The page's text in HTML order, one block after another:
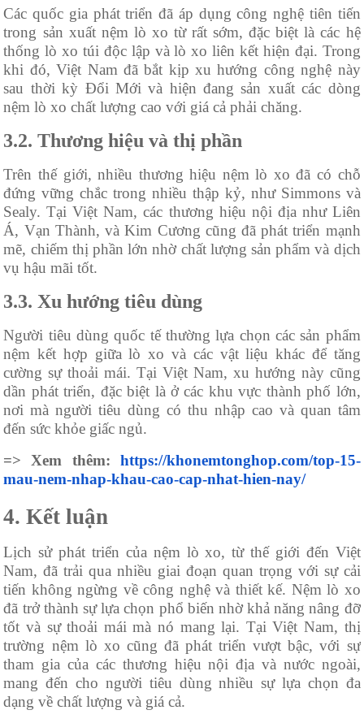
Các quốc gia phát triển đã áp dụng công nghệ tiên tiến
trong sản xuất nệm lò xo từ rất sớm, đặc biệt là các hệ
thống lò xo túi độc lập và lò xo liên kết hiện đại. Trong
khi đó, Việt Nam đã bắt kịp xu hướng công nghệ này
sau thời kỳ Đổi Mới và hiện đang sản xuất các dòng
nệm lò xo chất lượng cao với giá cả phải chăng.
3.2. Thương hiệu và thị phần
Trên thế giới, nhiều thương hiệu nệm lò xo đã có chỗ
đứng vững chắc trong nhiều thập kỷ, như Simmons và
Sealy. Tại Việt Nam, các thương hiệu nội địa như Liên
Á, Vạn Thành, và Kim Cương cũng đã phát triển mạnh
mẽ, chiếm thị phần lớn nhờ chất lượng sản phẩm và dịch
vụ hậu mãi tốt.
3.3. Xu hướng tiêu dùng
Người tiêu dùng quốc tế thường lựa chọn các sản phẩm
nệm kết hợp giữa lò xo và các vật liệu khác để tăng
cường sự thoải mái. Tại Việt Nam, xu hướng này cũng
dần phát triển, đặc biệt là ở các khu vực thành phố lớn,
nơi mà người tiêu dùng có thu nhập cao và quan tâm
đến sức khỏe giấc ngủ.
=> Xem thêm: https://khonemtonghop.com/top-15-
mau-nem-nhap-khau-cao-cap-nhat-hien-nay/
4. Kết luận
Lịch sử phát triển của nệm lò xo, từ thế giới đến Việt
Nam, đã trải qua nhiều giai đoạn quan trọng với sự cải
tiến không ngừng về công nghệ và thiết kế. Nệm lò xo
đã trở thành sự lựa chọn phổ biến nhờ khả năng nâng đỡ
tốt và sự thoải mái mà nó mang lại. Tại Việt Nam, thị
trường nệm lò xo cũng đã phát triển vượt bậc, với sự
tham gia của các thương hiệu nội địa và nước ngoài,
mang đến cho người tiêu dùng nhiều sự lựa chọn đa
dạng về chất lượng và giá cả.